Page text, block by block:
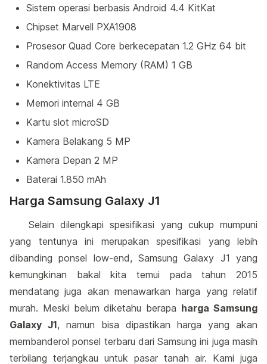
Sistem operasi berbasis Android 4.4 KitKat
Chipset Marvell PXA1908
Prosesor Quad Core berkecepatan 1.2 GHz 64 bit
Random Access Memory (RAM) 1 GB
Konektivitas LTE
Memori internal 4 GB
Kartu slot microSD
Kamera Belakang 5 MP
Kamera Depan 2 MP
Baterai 1.850 mAh
Harga Samsung Galaxy J1
Selain dilengkapi spesifikasi yang cukup mumpuni
yang tentunya ini merupakan spesifikasi yang lebih
dibanding ponsel low-end, Samsung Galaxy J1 yang
kemungkinan bakal kita temui pada tahun 2015
mendatang juga akan menawarkan harga yang relatif
murah. Meski belum diketahu berapa harga Samsung
Galaxy J1, namun bisa dipastikan harga yang akan
membanderol ponsel terbaru dari Samsung ini juga masih
terbilang terjangkau untuk pasar tanah air. Kami juga